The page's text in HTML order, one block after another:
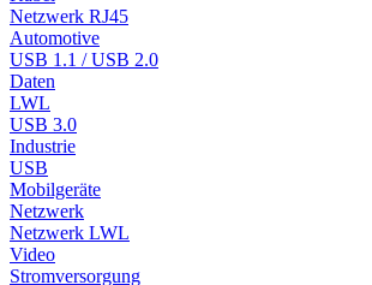
Netzwerk RJ45
Automotive
USB 1.1 / USB 2.0
Daten
LWL
USB 3.0
Industrie
USB
Mobilgeräte
Netzwerk
Netzwerk LWL
Video
Stromversorgung